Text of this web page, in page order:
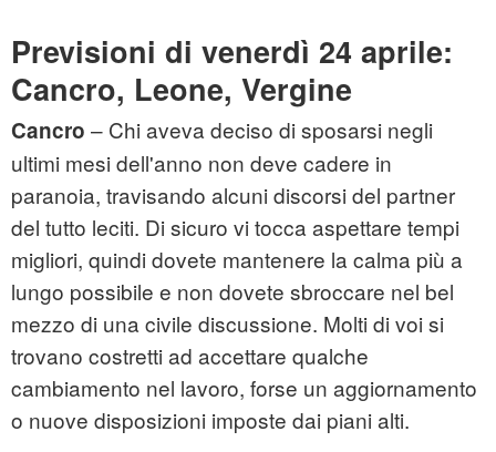
Previsioni di venerdì 24 aprile:
Cancro, Leone, Vergine
Cancro – Chi aveva deciso di sposarsi negli
ultimi mesi dell'anno non deve cadere in
paranoia, travisando alcuni discorsi del partner
del tutto leciti. Di sicuro vi tocca aspettare tempi
migliori, quindi dovete mantenere la calma più a
lungo possibile e non dovete sbroccare nel bel
mezzo di una civile discussione. Molti di voi si
trovano costretti ad accettare qualche
cambiamento nel lavoro, forse un aggiornamento
o nuove disposizioni imposte dai piani alti.